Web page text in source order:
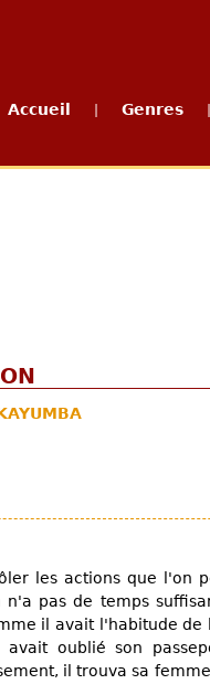
Accueil Genres
les actions que l'on
n'a pas de temps
il avait l'habitude
oublié son
il trouva sa